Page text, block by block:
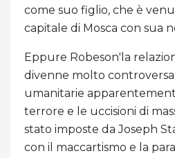
come suo figlio, che è
capitale di Mosca con sua
Eppure Robeson'la
divenne molto
umanitarie
terrore e le uccisioni di
stato imposte da Joseph
con il maccartismo e la